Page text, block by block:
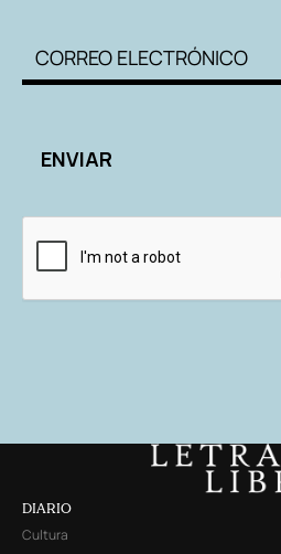
DIARIO
Cultura